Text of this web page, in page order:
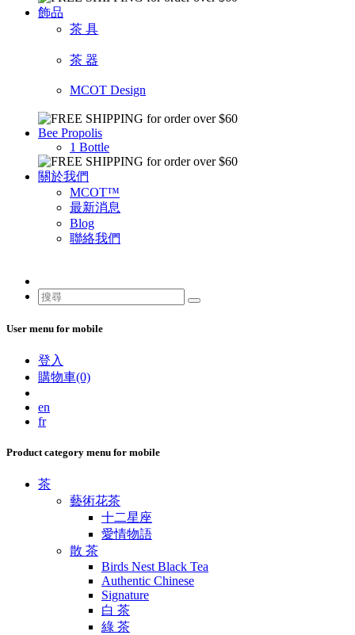
飾品
茶 具
茶 器
MCOT Design
Bee Propolis
1 Bottle
關於我們
MCOT™
最新消息
Blog
聯絡我們
User menu for mobile
登入
購物車(0)
en
fr
Product category menu for mobile
茶
藝術花茶
十二星座
愛情物語
散 茶
Birds Nest Black Tea
Authentic Chinese
Signature
白 茶
綠 茶